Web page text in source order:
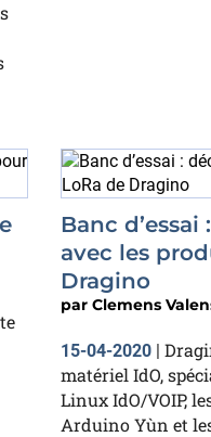
Banc d’essai
avec les
Dragino
par Clemens
15-04-2020 |
matériel IdO,
Linux IdO/VOIP,
Arduino Yùn et